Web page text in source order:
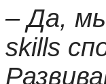
– Да,
skills